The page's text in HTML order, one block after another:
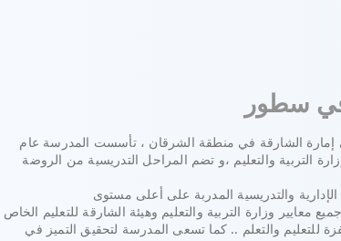
سطور
إمارة الشارقة في منطقة الشرقان ، تأسست المدرسة عام
وزارة التربية والتعليم ،و تضم المراحل التدريسية من الروضة
للتعليم والتعلم .. كما تسعى المدرسة لتحقيق التميز في